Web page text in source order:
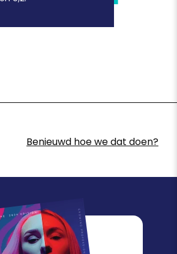
Benieuwd hoe we dat doen?